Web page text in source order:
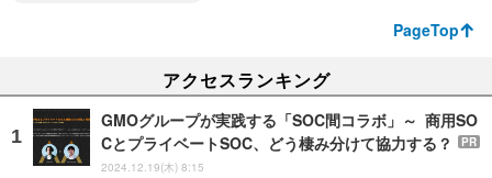
PageTop
アクセスランキング
GMOグループが実践する「SOC間コラボ」～ 商用SO
CとプライベートSOC、どう棲み分けて協力する？
PR
2024.12.19(木) 8:15